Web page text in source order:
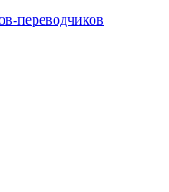
переводчиков